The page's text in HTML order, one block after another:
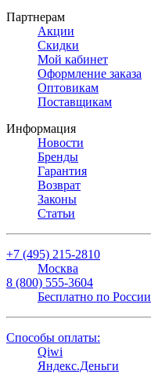
Партнерам
Акции
Скидки
Мой кабинет
Оформление заказа
Оптовикам
Поставщикам
Информация
Новости
Бренды
Гарантия
Возврат
Законы
Статьи
+7 (495) 215-2810
Москва
8 (800) 555-3604
Бесплатно по России
Способы оплаты:
Qiwi
Яндекс.Деньги